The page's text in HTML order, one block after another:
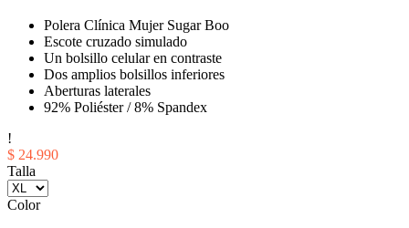
Polera Clínica Mujer Sugar Boo
Escote cruzado simulado
Un bolsillo celular en contraste
Dos amplios bolsillos inferiores
Aberturas laterales
92% Poliéster / 8% Spandex
!
$ 24.990
Talla
Color